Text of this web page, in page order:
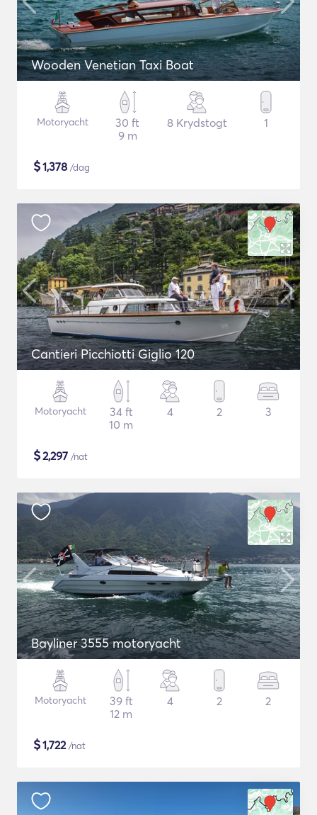
Wooden Venetian Taxi Boat
Motoryacht
30 ft
9 m
8 Krydstogt 1
$1,378 /dag
Cantieri Picchiotti Giglio 120
Motoryacht
34 ft
10 m
4 2 3
$2,297 /nat
Bayliner 3555 motoryacht
Motoryacht
39 ft
12 m
4 2 2
$1,722/nat